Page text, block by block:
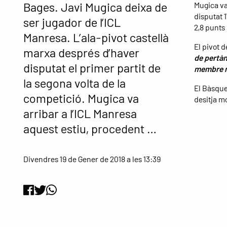
Bages. Javi Mugica deixa de
ser jugador de l’ICL
Manresa. L’ala-pivot castellà
marxa després d’haver
disputat el primer partit de
la segona volta de la
competició. Mugica va
arribar a l’ICL Manresa
aquest estiu, procedent …
Divendres 19 de Gener de 2018 a les 13:39
Mugica
disputat
2,8 punts
El pivot
de
membre
El
desitja